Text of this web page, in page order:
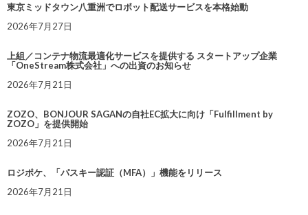
東京ミッドタウン八重洲でロボット配送サービスを本格始動
2026年7月27日
上組／コンテナ物流最適化サービスを提供する スタートアップ企業
「OneStream株式会社」への出資のお知らせ
2026年7月21日
ZOZO、BONJOUR SAGANの自社EC拡大に向け「Fulfillment by
ZOZO」を提供開始
2026年7月21日
ロジポケ、「パスキー認証（MFA）」機能をリリース
2026年7月21日